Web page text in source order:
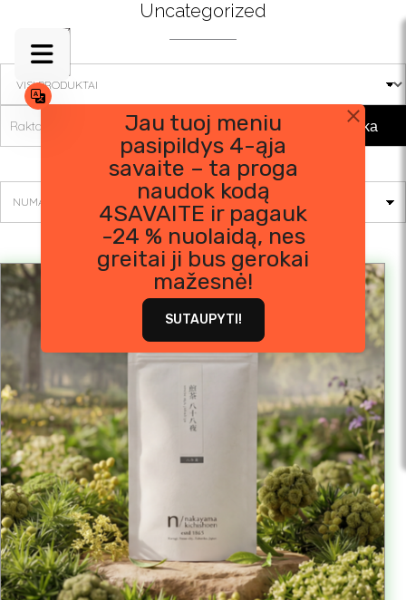
content
Jau tuoj meniu
pasipildys 4-ąja
savaite – ta proga
naudok kodą
4SAVAITE ir pagauk
-24 % nuolaidą, nes
greitai ji bus gerokai
mažesnė!
SUTAUPYTI!
Uncategorized
Paieška
Rodomi visi rezultatai: 12